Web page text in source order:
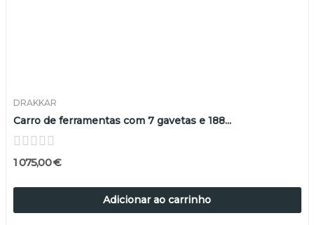
DRAKKAR
Carro de ferramentas com 7 gavetas e 188...
1 075,00 €
Adicionar ao carrinho